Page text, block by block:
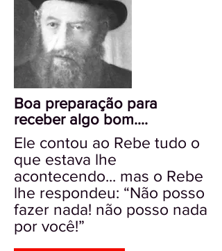
Boa preparação para
receber algo bom....
Ele contou ao Rebe tudo o
que estava lhe
acontecendo... mas o Rebe
lhe respondeu: “Não posso
fazer nada! não posso nada
por você!”